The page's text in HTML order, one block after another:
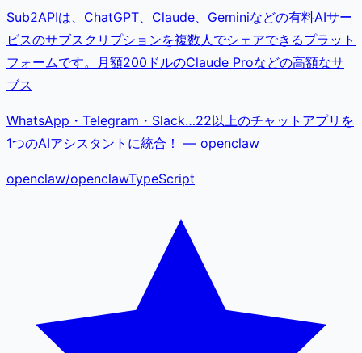
Sub2APIは、ChatGPT、Claude、Geminiなどの有料AIサー
ビスのサブスクリプションを複数人でシェアできるプラット
フォームです。月額200ドルのClaude Proなどの高額なサ
ブス
WhatsApp・Telegram・Slack…22以上のチャットアプリを
1つのAIアシスタントに統合！ — openclaw
openclaw/openclawTypeScript